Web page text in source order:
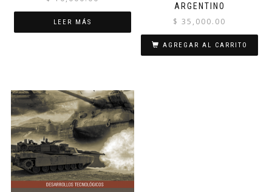
LEER MÁS
ARGENTINO
$ 35,000.00
AGREGAR AL CARRITO